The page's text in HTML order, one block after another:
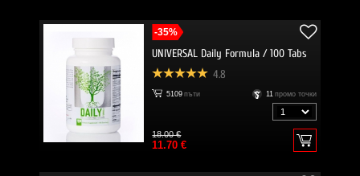
-35%
UNIVERSAL Daily Formula / 100 Tabs
4.8
5109 пъти 11 промо точки
18.00 €
11.70 €